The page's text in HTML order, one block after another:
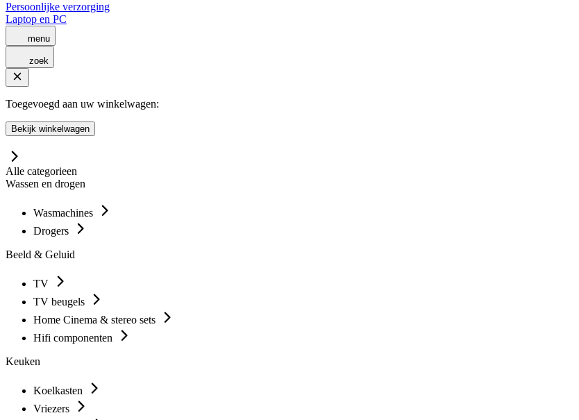
Persoonlijke verzorging
Laptop en PC
menu
zoek
Toegevoegd aan uw winkelwagen:
Bekijk winkelwagen
Alle categorieen
Wassen en drogen
Wasmachines
Drogers
Beeld & Geluid
TV
TV beugels
Home Cinema & stereo sets
Hifi componenten
Keuken
Koelkasten
Vriezers